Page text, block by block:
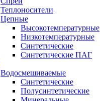
Теплоносители
Цепные
Высокотемпературные
Низкотемпературные
Синтетические
Синтетические ПАГ
Водосмешиваемые
Синтетические
Полусинтетические